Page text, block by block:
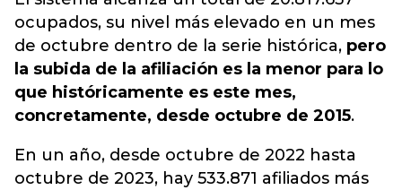
ocupados, su nivel más elevado en un mes
de octubre dentro de la serie histórica, pero
la subida de la afiliación es la menor para lo
que históricamente es este mes,
concretamente, desde octubre de 2015.
En un año, desde octubre de 2022 hasta
octubre de 2023, hay 533.871 afiliados más